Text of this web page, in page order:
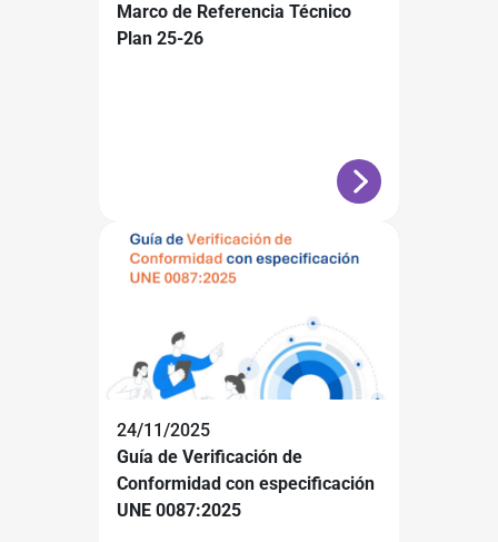
Marco de Referencia Técnico
Plan 25-26
24/11/2025
Guía de Verificación de
Conformidad con especificación
UNE 0087:2025